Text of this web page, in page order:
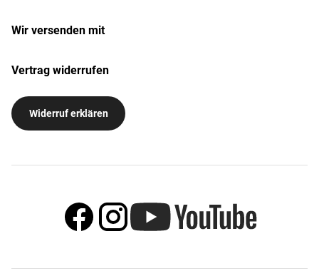
Wir versenden mit
Vertrag widerrufen
Widerruf erklären